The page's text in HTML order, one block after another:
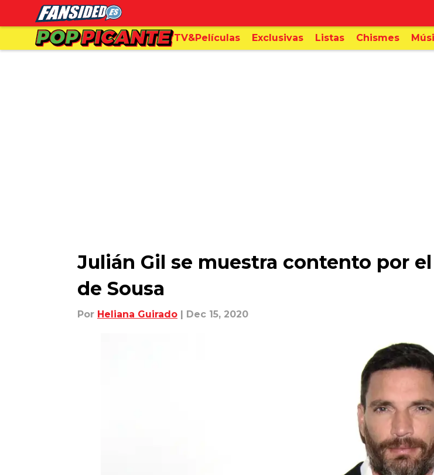
TV&Películas Exclusivas Listas Chismes
Julián Gil se muestra contento por
de Sousa
Por Heliana Guirado | Dec 15, 2020